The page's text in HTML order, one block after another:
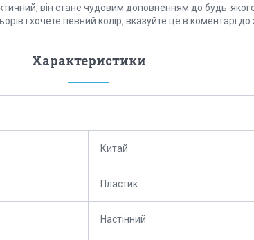
він стане чудовим доповненням до будь-якого
і хочете певний колір, вказуйте це в коментарі
Характеристики
Китай
Пластик
Настінний